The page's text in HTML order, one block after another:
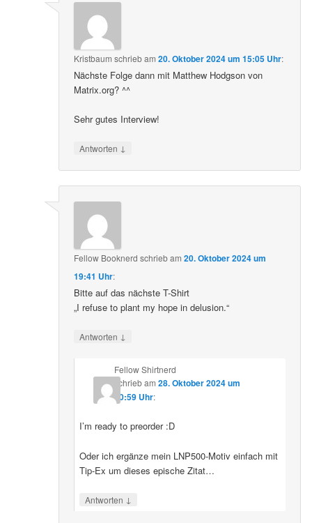
Kristbaum schriebam20. Oktober 2024 um 15:05 Uhr:
Nächste Folge dann mit Matthew Hodgson von
Matrix.org? ^^
Sehr gutes Interview!
Antworten ↓
Fellow Booknerd schriebam20. Oktober 2024 um
19:41 Uhr:
Bitte auf das nächste T-Shirt
„I refuse to plant my hope in delusion.“
Antworten ↓
Fellow Shirtnerd
schriebam 28. Oktober 2024 um
10:59 Uhr:
I’m ready to preorder :D
Oder ich ergänze mein LNP500-Motiv einfach mit
Tip-Ex um dieses epische Zitat…
Antworten ↓